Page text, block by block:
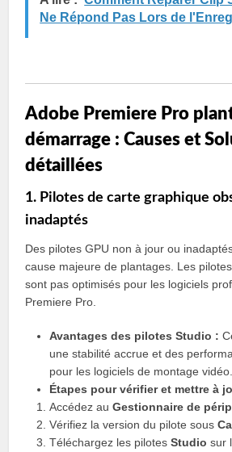
Ne Répond Pas Lors de
Adobe Premiere Pro
démarrage : Causes et
détaillées
1. Pilotes de carte graphique
inadaptés
Des pilotes GPU non à jour ou
cause majeure de plantages. Les
sont pas optimisés pour les logiciels
Premiere Pro.
Avantages des pilotes Studio :
une stabilité accrue et des
pour les logiciels de montage vidéo.
Étapes pour vérifier et mettre à
Accédez auGestionnaire de
Vérifiez la version du pilote sous
Téléchargez les pilotesStudio sur